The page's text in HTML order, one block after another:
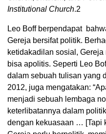
Institutional Church.2
Leo Boff berpendapat
Gereja bersifat politik.
ketidakadilan sosial,
bisa apolitis. Seperti Leo
dalam sebuah tulisan yang
2012, juga mengatakan:
menjadi sebuah lembaga
keterlibatannya dalam
dengan kekuasaan … [Tapi